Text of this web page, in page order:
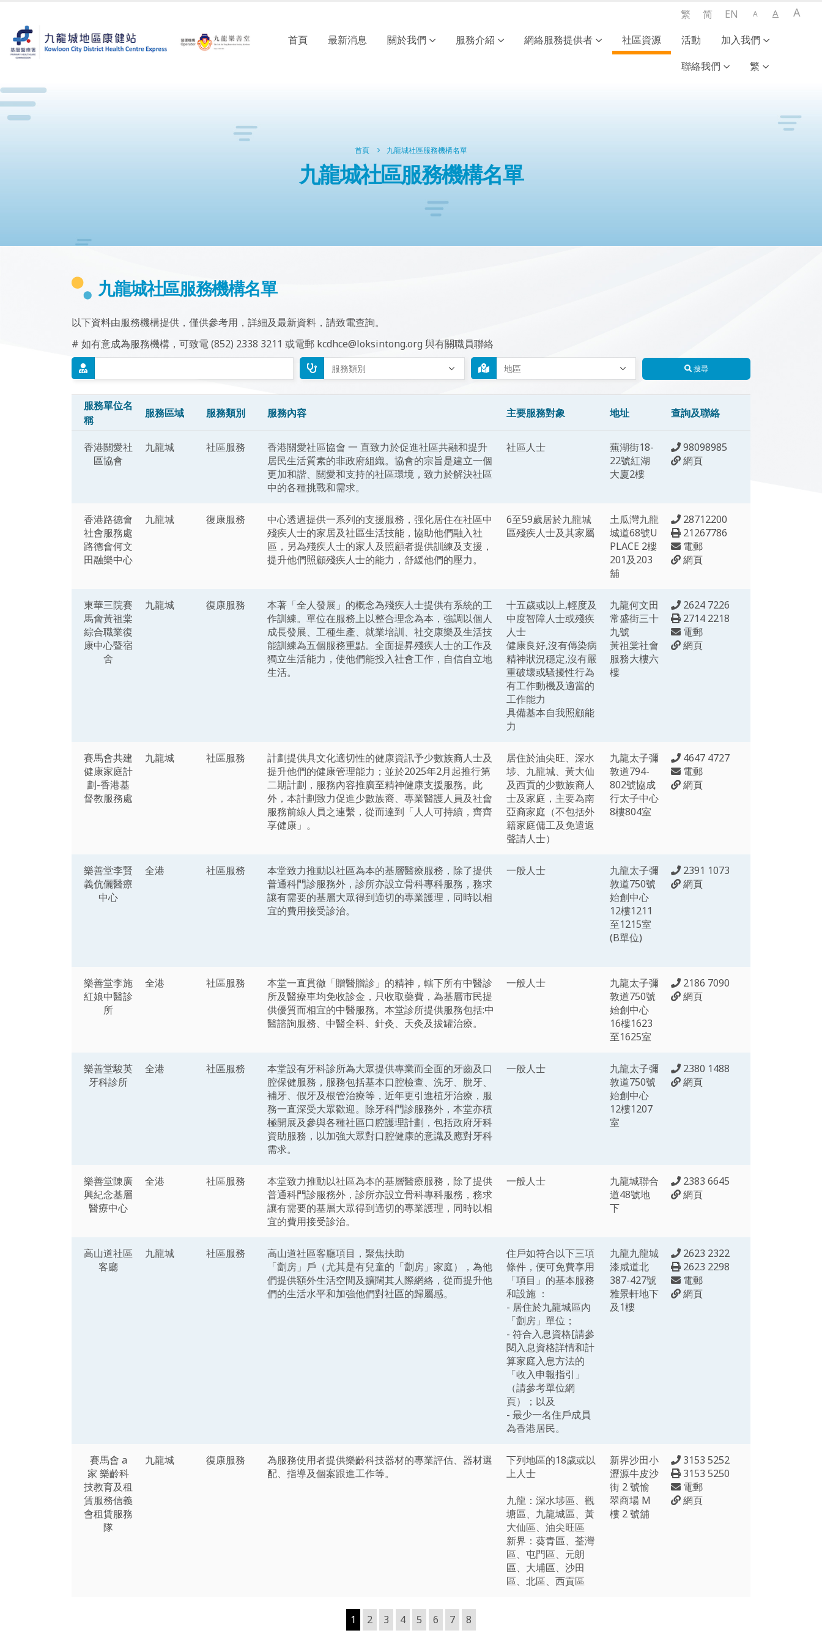
繁 简 EN A A A
首頁 最新消息 關於我們 服務介紹 網絡服務提供者 社區資源 活動
加入我們
聯絡我們
繁
首頁 九龍城社區服務機構名單
九龍城社區服務機構名單
九龍城社區服務機構名單
以下資料由服務機構提供，僅供參考用，詳細及最新資料，請致電查詢。
# 如有意成為服務機構，可致電 (852) 2338 3211 或電郵 kcdhce@loksintong.org 與有關職員聯絡
搜尋
服務單位名
稱
服務區域 服務類別 服務內容 主要服務對象 地址 查詢及聯絡
香港關愛社
區協會
九龍城 社區服務
香港關愛社區協會 一 直致力於促進社區共融和提升
居民生活質素的非政府組織。協會的宗旨是建立一個
更加和諧、關愛和支持的社區環境，致力於解決社區
中的各種挑戰和需求。
社區人士
蕪湖街18-
22號紅湖
大廈2樓
98098985
網頁
香港路德會
社會服務處
路德會何文
田融樂中心
九龍城 復康服務
中心透過提供一系列的支援服務，强化居住在社區中
殘疾人士的家居及社區生活技能，協助他們融入社
區，另為殘疾人士的家人及照顧者提供訓練及支援，
提升他們照顧殘疾人士的能力，舒緩他們的壓力。
6至59歲居於九龍城
區殘疾人士及其家屬
土瓜灣九龍
城道68號U
PLACE 2樓
201及203
舖
28712200
21267786
電郵
網頁
東華三院賽
馬會黃祖棠
綜合職業復
康中心暨宿
舍
九龍城 復康服務
本著「全人發展」的概念為殘疾人士提供有系統的工
作訓練。單位在服務上以整合理念為本，強調以個人
成長發展、工種生產、就業培訓、社交康樂及生活技
能訓練為五個服務重點。全面提昇殘疾人士的工作及
獨立生活能力，使他們能投入社會工作，自信自立地
生活。
十五歲或以上,輕度及
中度智障人士或殘疾
人士
健康良好,沒有傳染病
精神狀況穩定,沒有嚴
重破壞或騷擾性行為
有工作動機及適當的
工作能力
具備基本自我照顧能
力
九龍何文田
常盛街三十
九號
黃祖棠社會
服務大樓六
樓
2624 7226
2714 2218
電郵
網頁
賽馬會共建
健康家庭計
劃-香港基
督教服務處
九龍城 社區服務
計劃提供具文化適切性的健康資訊予少數族裔人士及
提升他們的健康管理能力；並於2025年2月起推行第
二期計劃，服務內容推廣至精神健康支援服務。此
外，本計劃致力促進少數族裔、專業醫護人員及社會
服務前線人員之連繫，從而達到「人人可持續，齊齊
享健康」。
居住於油尖旺、深水
埗、九龍城、黃大仙
及西貢的少數族裔人
士及家庭，主要為南
亞裔家庭（不包括外
籍家庭傭工及免遣返
聲請人士）
九龍太子彌
敦道794-
802號協成
行太子中心
8樓804室
4647 4727
電郵
網頁
樂善堂李賢
義伉儷醫療
中心
全港 社區服務
本堂致力推動以社區為本的基層醫療服務，除了提供
普通科門診服務外，診所亦設立骨科專科服務，務求
讓有需要的基層大眾得到適切的專業護理，同時以相
宜的費用接受診治。
一般人士
九龍太子彌
敦道750號
始創中心
12樓1211
至1215室
(B單位)
2391 1073
網頁
樂善堂李施
紅娘中醫診
所
全港 社區服務
本堂一直貫徹「贈醫贈診」的精神，轄下所有中醫診
所及醫療車均免收診金，只收取藥費，為基層市民提
供優質而相宜的中醫服務。本堂診所提供服務包括:中
醫諮詢服務、中醫全科、針灸、天灸及拔罐治療。
一般人士
九龍太子彌
敦道750號
始創中心
16樓1623
至1625室
2186 7090
網頁
樂善堂駿英
牙科診所
全港 社區服務
本堂設有牙科診所為大眾提供專業而全面的牙齒及口
腔保健服務，服務包括基本口腔檢查、洗牙、脫牙、
補牙、假牙及根管治療等，近年更引進植牙治療，服
務一直深受大眾歡迎。除牙科門診服務外，本堂亦積
極開展及參與各種社區口腔護理計劃，包括政府牙科
資助服務，以加強大眾對口腔健康的意識及應對牙科
需求。
一般人士
九龍太子彌
敦道750號
始創中心
12樓1207
室
2380 1488
網頁
樂善堂陳廣
興紀念基層
醫療中心
全港 社區服務
本堂致力推動以社區為本的基層醫療服務，除了提供
普通科門診服務外，診所亦設立骨科專科服務，務求
讓有需要的基層大眾得到適切的專業護理，同時以相
宜的費用接受診治。
一般人士
九龍城聯合
道48號地
下
2383 6645
網頁
高山道社區
客廳
九龍城 社區服務
高山道社區客廳項目，聚焦扶助
「劏房」戶（尤其是有兒童的「劏房」家庭），為他
們提供額外生活空間及擴闊其人際網絡，從而提升他
們的生活水平和加強他們對社區的歸屬感。
住戶如符合以下三項
條件，便可免費享用
「項目」的基本服務
和設施 ：
- 居住於九龍城區內
「劏房」單位；
- 符合入息資格[請參
閱入息資格詳情和計
算家庭入息方法的
「收入申報指引」
（請參考單位網
頁）；以及
- 最少一名住戶成員
為香港居民。
九龍九龍城
漆咸道北
387-427號
雅景軒地下
及1樓
2623 2322
2623 2298
電郵
網頁
賽馬會 a
家 樂齡科
技教育及租
賃服務信義
會租賃服務
隊
九龍城 復康服務
為服務使用者提供樂齡科技器材的專業評估、器材選
配、指導及個案跟進工作等。
下列地區的18歲或以
上人士
九龍：深水埗區、觀
塘區、九龍城區、黃
大仙區、油尖旺區
新界：葵青區、荃灣
區、屯門區、元朗
區、大埔區、沙田
區、北區、西貢區
新界沙田小
瀝源牛皮沙
街 2 號愉
翠商場 M
樓 2 號舖
3153 5252
3153 5250
電郵
網頁
1 2 3 4 5 6 7 8